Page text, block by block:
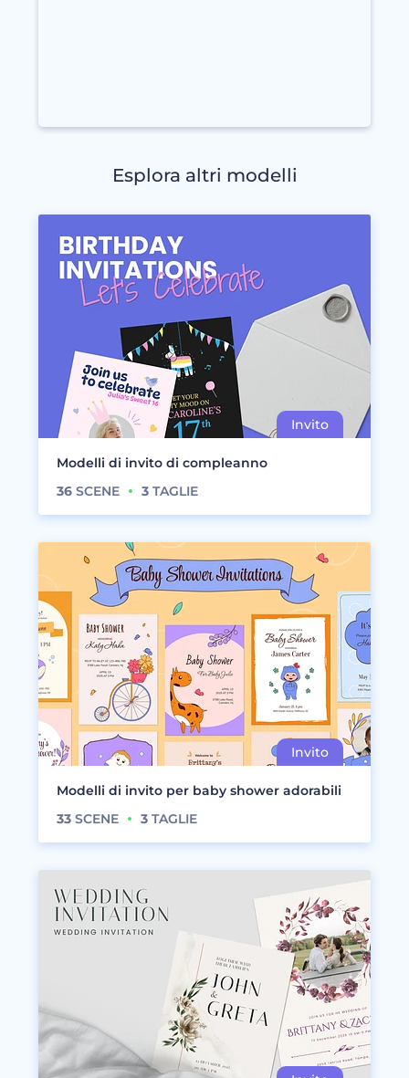
Esplora altri modelli
Modelli di invito di compleanno
36 SCENE 3 TAGLIE
Modelli di invito per baby shower adorabili
33 SCENE 3 TAGLIE